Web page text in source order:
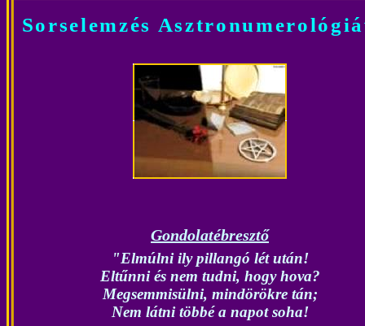
Sorselemzés
Gondolatébresztő
"Elmúlni ily pillangó lét után!
Eltűnni és nem tudni, hogy hova?
Megsemmisülni, mindörökre tán;
Nem látni többé a napot soha!